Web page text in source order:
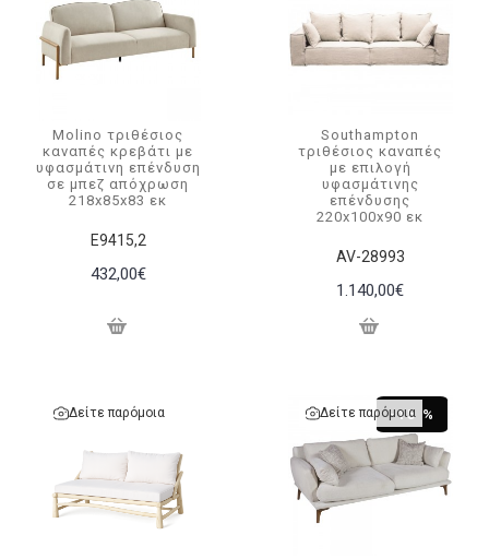
Ε9415,2
Molino τριθέσιος
καναπές κρεβάτι με
υφασμάτινη επένδυση
σε μπεζ απόχρωση
218x85x83 εκ
432,00€
AV-28993
Southampton
τριθέσιος καναπές
με επιλογή
υφασμάτινης
επένδυσης
220x100x90 εκ
1.140,00€
Δείτε παρόμοια -15 %
Δείτε παρόμοια